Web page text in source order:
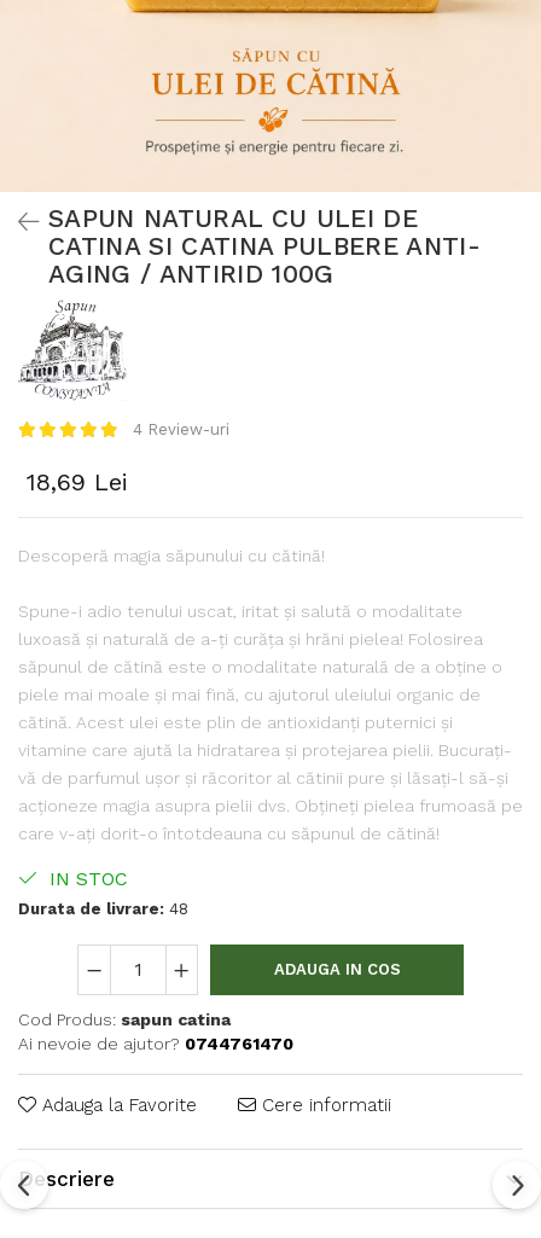
SAPUN NATURAL CU ULEI DE
CATINA SI CATINA PULBERE ANTI-
AGING / ANTIRID 100G
4 Review-uri
18,69 Lei
Descoperă magia săpunului cu cătină!
Spune-i adio tenului uscat, iritat și salută o modalitate
luxoasă și naturală de a-ți curăța și hrăni pielea! Folosirea
săpunul de cătină este o modalitate naturală de a obține o
piele mai moale și mai fină, cu ajutorul uleiului organic de
cătină. Acest ulei este plin de antioxidanți puternici și
vitamine care ajută la hidratarea și protejarea pielii. Bucurați-
vă de parfumul ușor și răcoritor al cătinii pure și lăsați-l să-și
acționeze magia asupra pielii dvs. Obțineți pielea frumoasă pe
care v-ați dorit-o întotdeauna cu săpunul de cătină!
IN STOC
Durata de livrare: 48
ADAUGA IN COS
Cod Produs: sapun catina
Ai nevoie de ajutor? 0744761470
Adauga la Favorite Cere informatii
Descriere